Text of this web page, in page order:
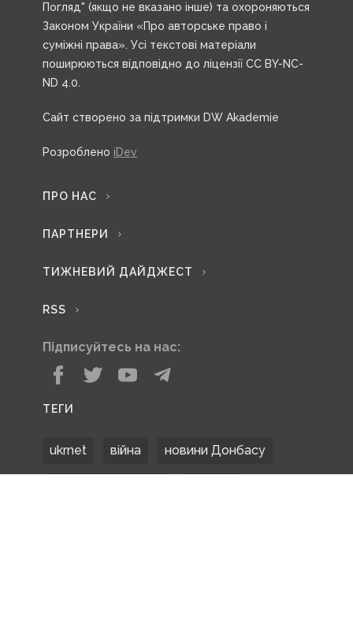
Погляд" (якщо не вказано інше) та охороняються
Законом України «Про авторське право і
суміжні права». Усі текстові матеріали
поширюються відповідно до ліцензії CC BY-NC-
ND 4.0.
Сайт створено за підтримки DW Akademie
Розроблено iDev
ПРО НАС
ПАРТНЕРИ
ТИЖНЕВИЙ ДАЙДЖЕСТ
RSS
Підписуйтесь на нас:
ТЕГИ
ukrnet війна новини Донбасу